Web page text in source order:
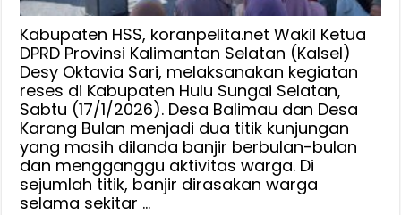
Yang
Terdampak
Banjir
di
HSS
Kabupaten HSS, koranpelita.net Wakil Ketua
DPRD Provinsi Kalimantan Selatan (Kalsel)
Desy Oktavia Sari, melaksanakan kegiatan
reses di Kabupaten Hulu Sungai Selatan,
Sabtu (17/1/2026). Desa Balimau dan Desa
Karang Bulan menjadi dua titik kunjungan
yang masih dilanda banjir berbulan-bulan
dan mengganggu aktivitas warga. Di
sejumlah titik, banjir dirasakan warga
selama sekitar …